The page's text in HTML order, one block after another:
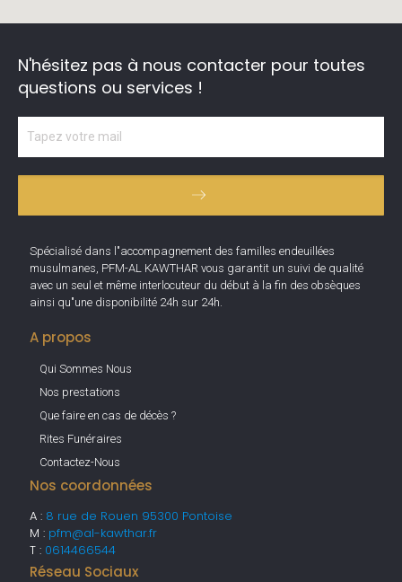
N'hésitez pas à nous contacter pour toutes
questions ou services !
Spécialisé dans l"accompagnement des familles endeuillées
musulmanes, PFM-AL KAWTHAR vous garantit un suivi de qualité
avec un seul et même interlocuteur du début à la fin des obsèques
ainsi qu"une disponibilité 24h sur 24h.
A propos
Qui Sommes Nous
Nos prestations
Que faire en cas de décès ?
Rites Funéraires
Contactez-Nous
Nos coordonnées
A : 8 rue de Rouen 95300 Pontoise
M : pfm@al-kawthar.fr
T : 0614466544
Réseau Sociaux